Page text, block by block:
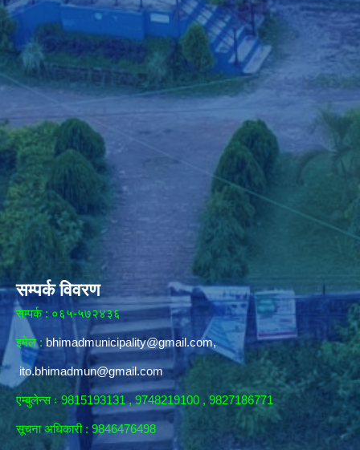
सम्पर्क विवरण
सम्पर्क : ०६५-५७२४३६
इमेल : bhimadmunicipality@gmail.com,
ito.bhimadmun@gmail.com
एम्बुलेन्स ः 9815193131 , 9748219100 , 9827186771
सूचना अधिकारी : 9846476498